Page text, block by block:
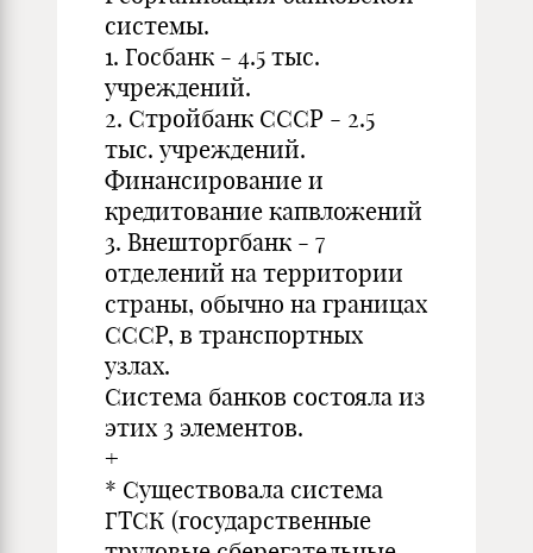
системы.
1. Госбанк - 4.5 тыс.
учреждений.
2. Стройбанк СССР - 2.5
тыс. учреждений.
Финансирование и
кредитование капвложений
3. Внешторгбанк - 7
отделений на территории
страны, обычно на границах
СССР, в транспортных
узлах.
Система банков состояла из
этих 3 элементов.
+
* Существовала система
ГТСК (государственные